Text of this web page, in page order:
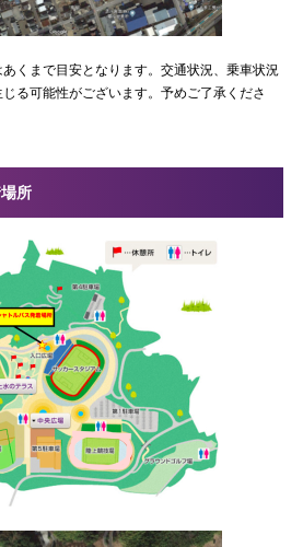
くまで目安となります。交通状況、乗車状況
る可能性がございます。予めご了承くださ
所